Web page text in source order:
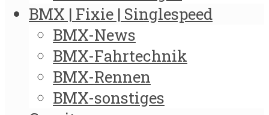
BMX | Fixie | Singlespeed
BMX-News
BMX-Fahrtechnik
BMX-Rennen
BMX-sonstiges